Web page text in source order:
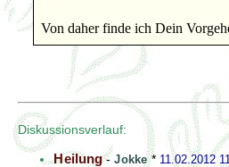
Von daher finde ich Dein
Diskussionsverlauf:
Heilung-Jokke* 11.02.2012